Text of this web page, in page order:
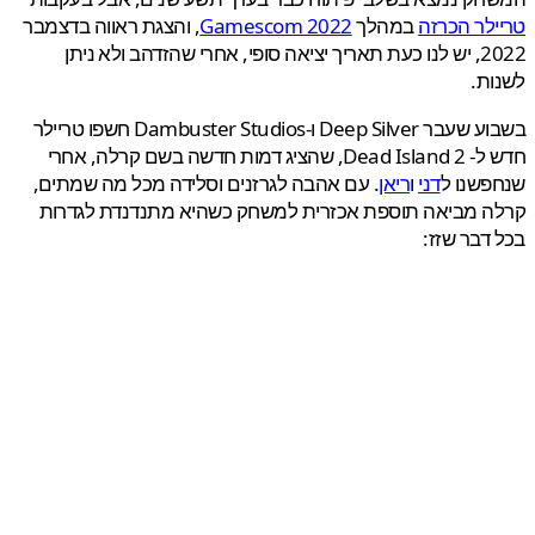
הכרזהבמהלךGamescom 2022, והצגת ראווה בדצמבר
2022, יש לנו כעת תאריך יציאה סופי, אחרי שהזדהב ולא ניתן
בשבוע שעבר Deep Silver ו-Dambuster Studios חשפו טריילר
חדש ל- Dead Island 2, שהציג דמות חדשה בשם קרלה, אחרי
לדניוריאן . עם אהבה לגרזנים וסלידה מכל מה שמתים,
מביאה תוספת אכזרית למשחק כשהיא מתנדנדת לגדרות
דבר שזז: